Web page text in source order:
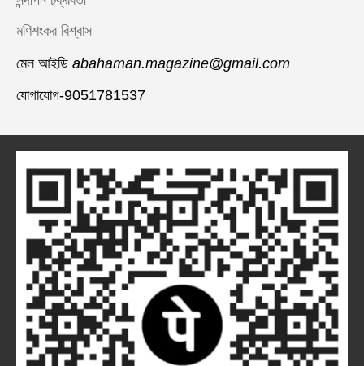
মণিশংকর বিশ্বাস
মেল আইডি abahaman.magazine@gmail.com
যোগাযোগ-9051781537